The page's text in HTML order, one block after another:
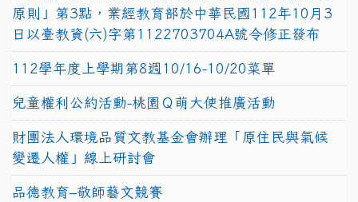
原則」第3點，業經教育部於中華民國112年10月3
日以臺教資(六)字第1122703704A號令修正發布
112學年度上學期第8週10/16-10/20菜單
兒童權利公約活動-桃園Ｑ萌大使推廣活動
財團法人環境品質文教基金會辦理「原住民與氣候
變遷人權」線上研討會
品德教育–敬師藝文競賽